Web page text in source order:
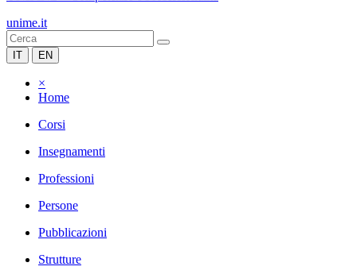
unime.it
IT EN
×
Home
Corsi
Insegnamenti
Professioni
Persone
Pubblicazioni
Strutture